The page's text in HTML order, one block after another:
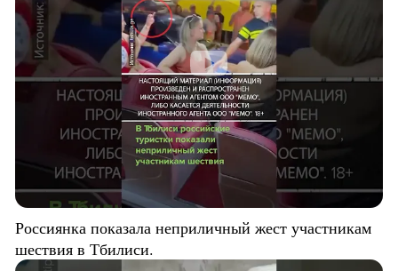
Россиянка показала неприличный жест участникам
шествия в Тбилиси.